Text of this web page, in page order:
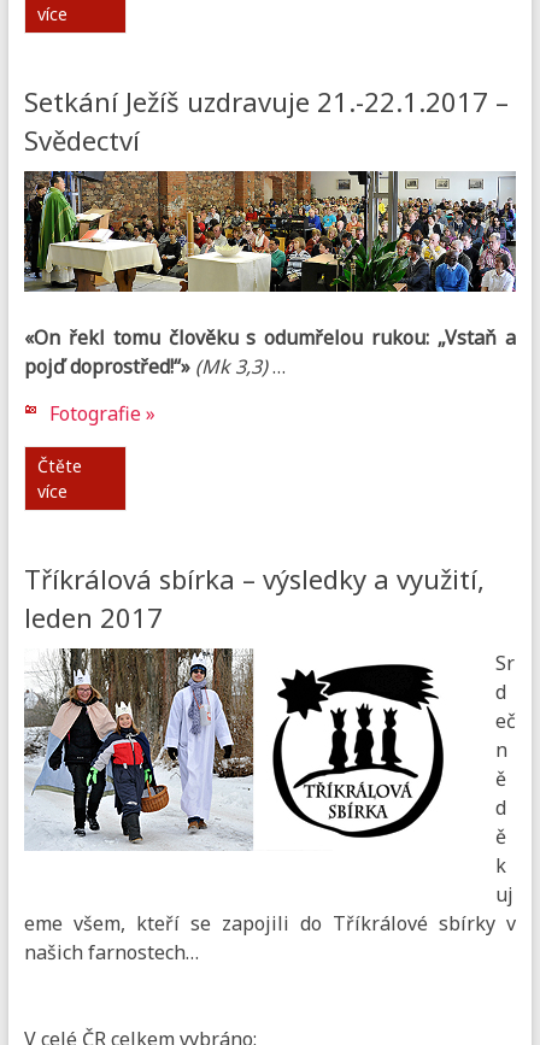
více
Setkání Ježíš uzdravuje 21.-22.1.2017 –
Svědectví
«On řekl tomu člověku s odumřelou rukou: „Vstaň a
pojď doprostřed!“» (Mk 3,3)…
Fotografie »
Čtěte
více
Tříkrálová sbírka – výsledky a využití,
leden 2017
Sr
d
eč
n
ě
d
ě
k
uj
eme všem, kteří se zapojili do Tříkrálové sbírky v
našich farnostech…
V celé ČR celkem vybráno: